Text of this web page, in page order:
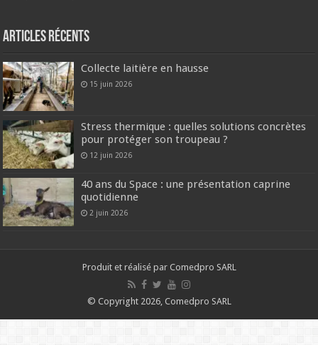
Articles récents
Collecte laitière en hausse
15 juin 2026
Stress thermique : quelles solutions concrètes
pour protéger son troupeau ?
12 juin 2026
40 ans du Space : une présentation caprine
quotidienne
2 juin 2026
Produit et réalisé par Comedpro SARL
© Copyright 2026, Comedpro SARL